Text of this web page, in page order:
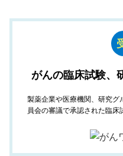
がんの臨床試験、
製薬企業や医療機関、研究
員会の審議で承認された臨床